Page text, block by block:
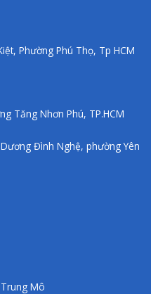
Phường Phú Thọ, Tp HCM
Tăng Nhơn Phú, TP.HCM
Đình Nghệ, phường Yên
Mô